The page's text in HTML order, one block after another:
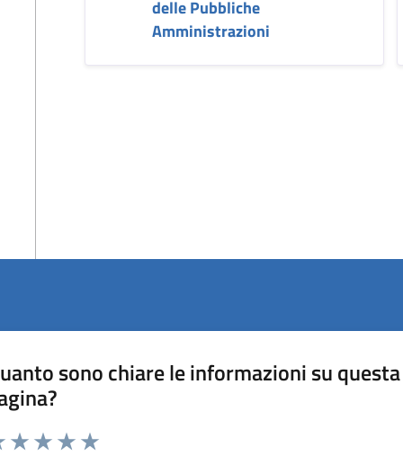
delle Pubbliche
Amministrazioni
sono chiare le informazioni su questa
da 1 a 5 stelle la pagina